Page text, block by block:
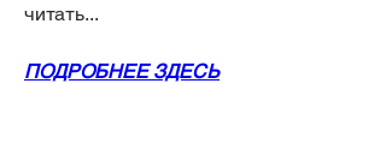
читать...
ПОДРОБНЕЕ ЗДЕСЬ